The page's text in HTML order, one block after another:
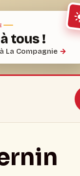
tous !
La Compagnie →